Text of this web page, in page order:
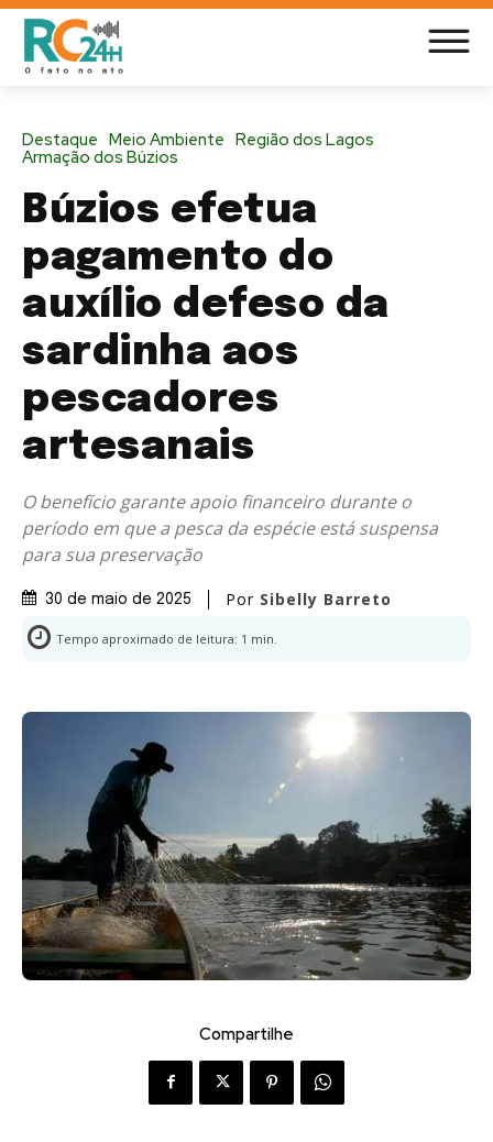
Destaque Meio Ambiente Região dos Lagos
Armação dos Búzios
Búzios efetua
pagamento do
auxílio defeso da
sardinha aos
pescadores
artesanais
O benefício garante apoio financeiro durante o
período em que a pesca da espécie está suspensa
para sua preservação
30 de maio de 2025 Por Sibelly Barreto
Tempo aproximado de leitura: 1 min.
Compartilhe